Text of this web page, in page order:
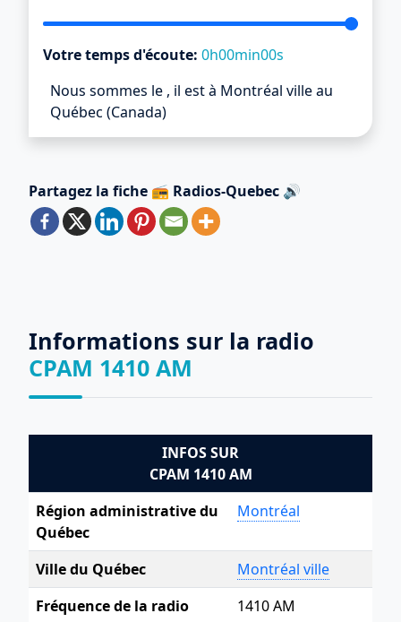
Votre temps d'écoute: 0h00min00s
Nous sommes le , il està Montréal ville au
Québec (Canada)
Partagez la fiche 📻 Radios-Quebec 🔊
Informations sur la radio
CPAM 1410 AM
INFOS SUR
CPAM 1410 AM
Région administrative du
Québec
Montréal
Ville du Québec
Montréal ville
Fréquence de la radio
1410 AM